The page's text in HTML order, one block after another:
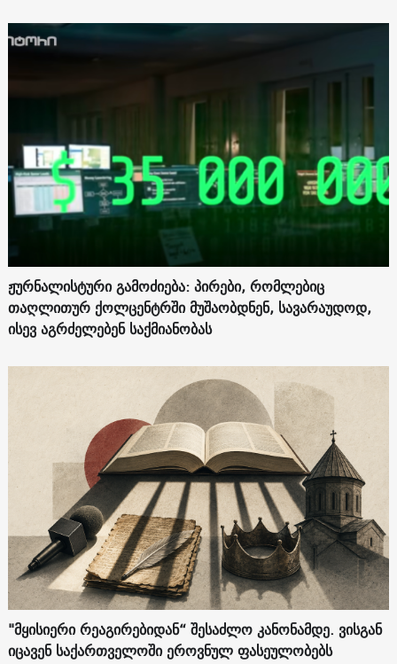
ჟურნალისტური გამოძიება: პირები, რომლებიც
თაღლითურ ქოლცენტრში მუშაობდნენ, სავარაუდოდ,
ისევ აგრძელებენ საქმიანობას
"მყისიერი რეაგირებიდან“ შესაძლო კანონამდე. ვისგან
იცავენ საქართველოში ეროვნულ ფასეულობებს